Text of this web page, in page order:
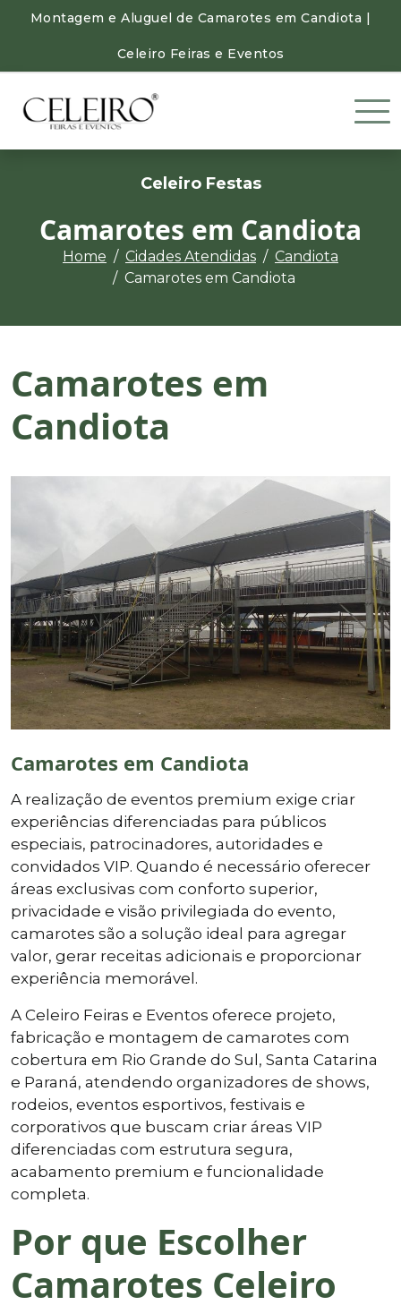
Montagem e Aluguel de Camarotes em Candiota |
Celeiro Feiras e Eventos
Celeiro Festas
Camarotes em Candiota
Home Cidades Atendidas
Candiota
Camarotes em Candiota
Camarotes em
Candiota
Camarotes em Candiota
A realização de eventos premium exige criar
experiências diferenciadas para públicos
especiais, patrocinadores, autoridades e
convidados VIP. Quando é necessário oferecer
áreas exclusivas com conforto superior,
privacidade e visão privilegiada do evento,
camarotes são a solução ideal para agregar
valor, gerar receitas adicionais e proporcionar
experiência memorável.
A Celeiro Feiras e Eventos oferece projeto,
fabricação e montagem de camarotes com
cobertura em Rio Grande do Sul, Santa Catarina
e Paraná, atendendo organizadores de shows,
rodeios, eventos esportivos, festivais e
corporativos que buscam criar áreas VIP
diferenciadas com estrutura segura,
acabamento premium e funcionalidade
completa.
Por que Escolher
Camarotes Celeiro